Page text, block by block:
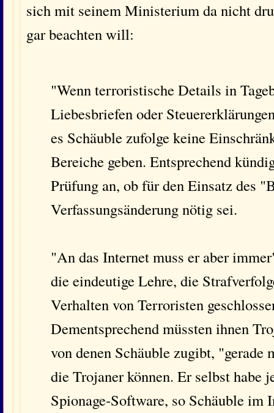
sich mit seinem Ministerium da nicht
gar beachten will:
"Wenn terroristische Details in
Liebesbriefen oder
es Schäuble zufolge keine
Bereiche geben. Entsprechend
Prüfung an, ob für den Einsatz des
Verfassungsänderung nötig sei.
"An das Internet muss er aber
die eindeutige Lehre, die
Verhalten von Terroristen
Dementsprechend müssten ihnen
von denen Schäuble zugibt, "gerade
die Trojaner können. Er selbst habe
Spionage-Software, so Schäuble